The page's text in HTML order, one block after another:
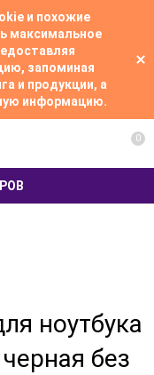
и похожие
максимальное
запоминая
и продукции, а
информацию.
0
ноутбука
без